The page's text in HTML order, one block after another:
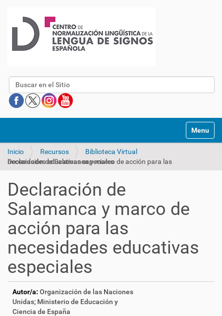
Buscar
Mostrar/
Inicio Recursos
Biblioteca Virtual
Declaración de Salamanca y marco de acción para las necesidades educativas especiales
Declaración de
Salamanca y marco de
acción para las
necesidades educativas
especiales
Autor/a: Organización de las Naciones
Unidas; Ministerio de Educación y
Ciencia de España